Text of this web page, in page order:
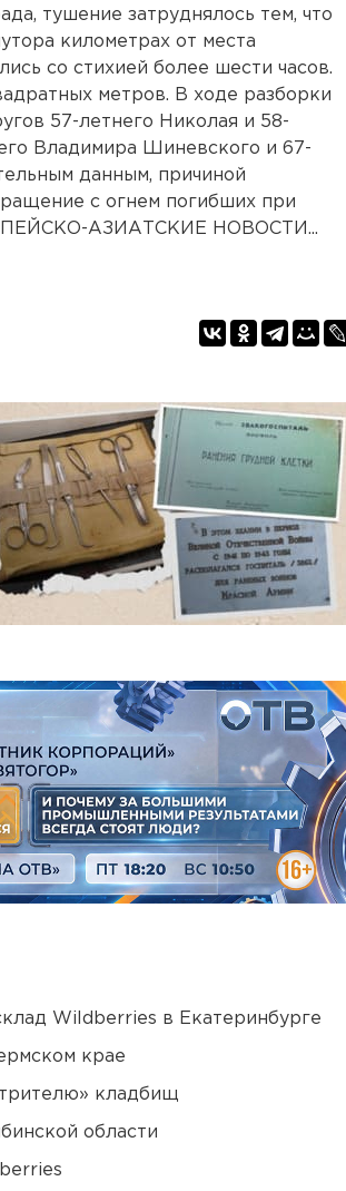
тушение затруднялось тем, что
километрах от места
со стихией более шести часов.
метров. В ходе разборки
57-летнего Николая и 58-
Владимира Шиневского и 67-
данным, причиной
с огнем погибших при
АЗИАТСКИЕ НОВОСТИ...
Wildberries в Екатеринбурге
крае
кладбищ
области